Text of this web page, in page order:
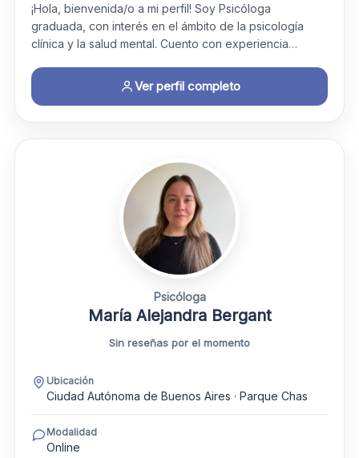
¡Hola, bienvenida/o a mi perfil! Soy Psicóloga
graduada, con interés en el ámbito de la psicología
clínica y la salud mental. Cuento con experiencia…
Ver perfil completo
Psicóloga
María Alejandra Bergant
Sin reseñas por el momento
Ubicación
Ciudad Autónoma de Buenos Aires · Parque Chas
Modalidad
Online